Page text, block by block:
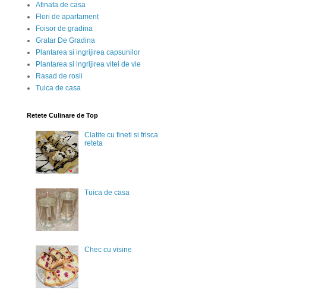
Afinata de casa
Flori de apartament
Foisor de gradina
Gratar De Gradina
Plantarea si ingrijirea capsunilor
Plantarea si ingrijirea vitei de vie
Rasad de rosii
Tuica de casa
Retete Culinare de Top
Clatite cu fineti si frisca
reteta
Tuica de casa
Chec cu visine